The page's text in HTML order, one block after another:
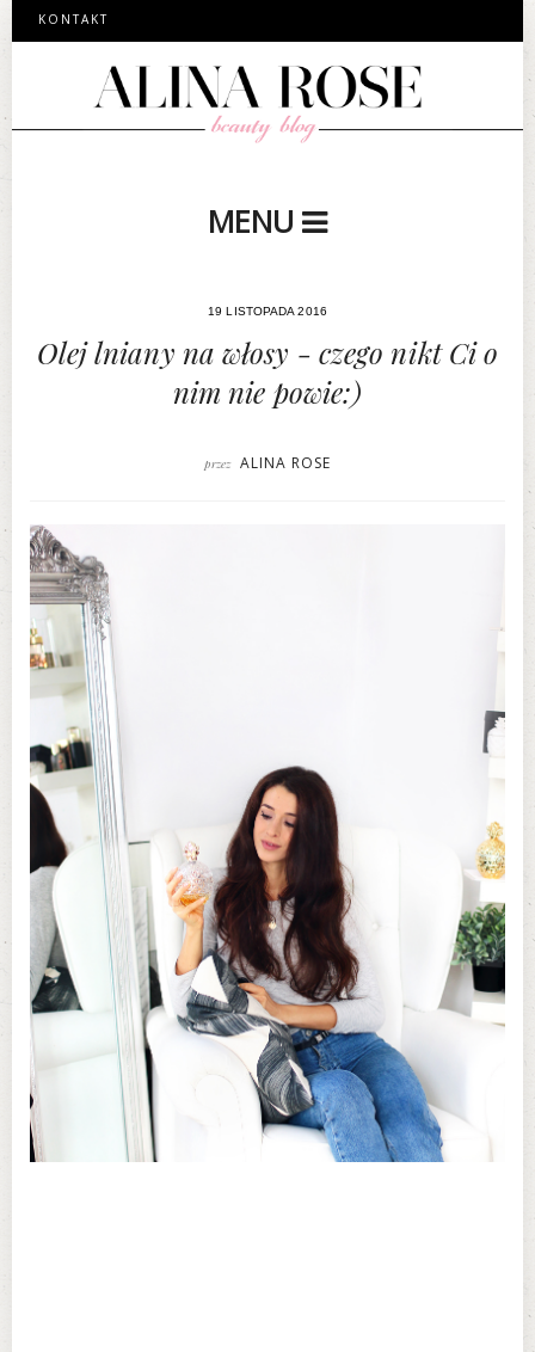
KONTAKT
MENU
19 LISTOPADA 2016
Olej lniany na włosy - czego nikt Ci o
nim nie powie:)
przez ALINA ROSE